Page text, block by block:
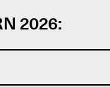
2026: